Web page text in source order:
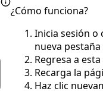
¿Cómo funciona?
Inicia sesión o
nueva pestaña
Regresa a
Recarga la
Haz clic